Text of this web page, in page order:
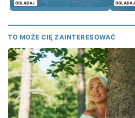
OGLĄDAJ OGLĄDAJ
TO MOŻE CIĘ ZAINTERESOWAĆ